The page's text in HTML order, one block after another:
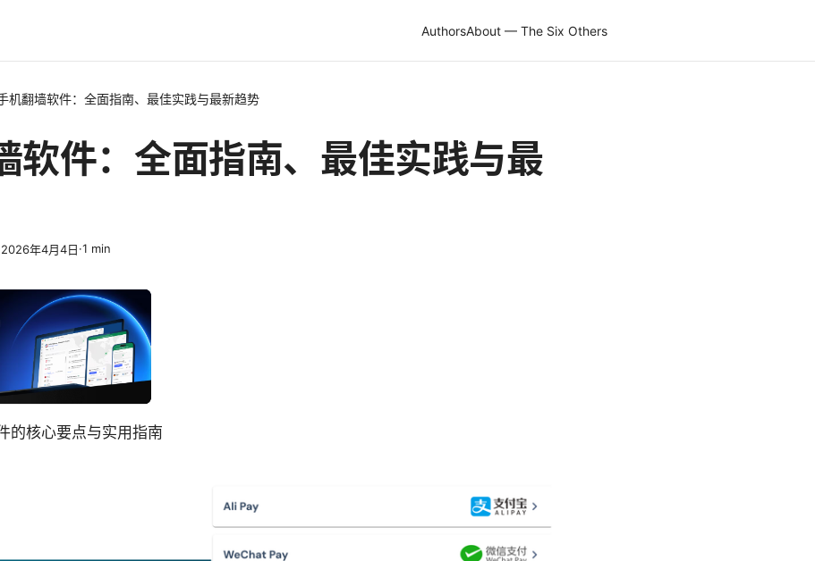
AuthorsAbout — The Six Others
机翻墙软件：全面指南、最佳实践与最新趋势
软件：全面指南、最佳实践与最
2026年4月4日·1 min
的核心要点与实用指南